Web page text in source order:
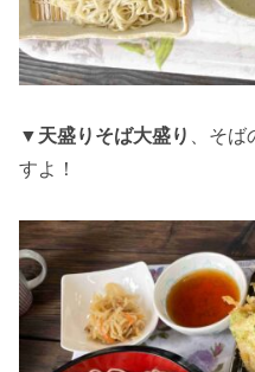
▼ 天盛りそば大盛り
、そ
すよ！